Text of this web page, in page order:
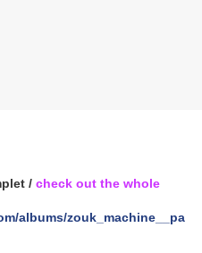
/ check out the whole
albums/zouk_machine__pa